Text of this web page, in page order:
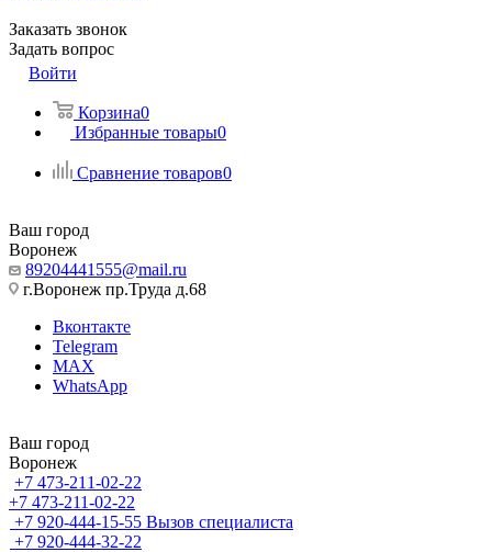
Заказать звонок
Задать вопрос
Войти
Корзина0
Избранные товары0
Сравнение товаров0
Ваш город
Воронеж
89204441555@mail.ru
г.Воронеж пр.Труда д.68
Вконтакте
Telegram
MAX
WhatsApp
Ваш город
Воронеж
+7 473-211-02-22
+7 473-211-02-22
+7 920-444-15-55 Вызов специалиста
+7 920-444-32-22